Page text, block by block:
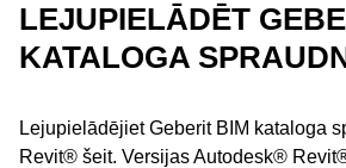
LEJUPIELĀDĒT
KATALOGA
Lejupielādējiet Geberit BIM kataloga
Revit® šeit. Versijas Autodesk®